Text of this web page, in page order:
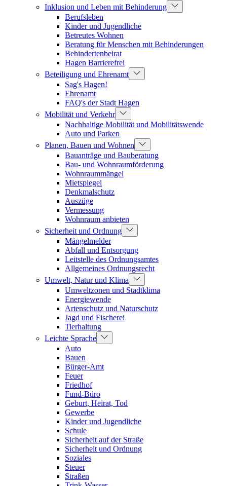
Inklusion und Leben mit Behinderung
Berufsleben
Kinder und Jugendliche
Betreutes Wohnen
Beratung für Menschen mit Behinderungen
Behindertenbeirat
Hagen Barrierefrei
Beteiligung und Ehrenamt
Sag's Hagen!
Ehrenamt
FAQ's der Stadt Hagen
Mobilität und Verkehr
Nachhaltige Mobilität und Mobilitätswende
Auto und Parken
Planen, Bauen und Wohnen
Bauanträge und Bauberatung
Bau- und Wohnraumförderung
Wohnraummängel
Mietspiegel
Denkmalschutz
Auszüge
Vermessung
Wohnraum anbieten
Sicherheit und Ordnung
Mängelmelder
Abfall und Entsorgung
Leitstelle des Ordnungsamtes
Allgemeines Ordnungsrecht
Umwelt, Natur und Klima
Umweltzonen und Stadtklima
Energiewende
Artenschutz und Naturschutz
Jagd und Fischerei
Tierhaltung
Leichte Sprache
Auto
Bauen
Bürger-Amt
Feuer
Friedhof
Fund-Büro
Geburt, Heirat, Tod
Gewerbe
Kinder und Jugendliche
Schule
Sicherheit auf der Straße
Sicherheit und Ordnung
Soziales
Steuer
Straßen